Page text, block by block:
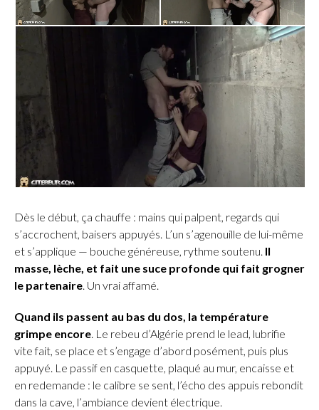
Dès le début, ça chauffe : mains qui palpent, regards qui
s’accrochent, baisers appuyés. L’un s’agenouille de lui-même
et s’applique — bouche généreuse, rythme soutenu. Il
masse, lèche, et fait une suce profonde qui fait grogner
le partenaire. Un vrai affamé.
Quand ils passent au bas du dos, la température
grimpe encore. Le rebeu d’Algérie prend le lead, lubrifie
vite fait, se place et s’engage d’abord posément, puis plus
appuyé. Le passif en casquette, plaqué au mur, encaisse et
en redemande : le calibre se sent, l’écho des appuis rebondit
dans la cave, l’ambiance devient électrique.